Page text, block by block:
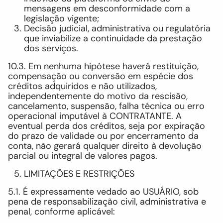
mensagens em desconformidade com a
legislação vigente;
Decisão judicial, administrativa ou regulatória
que inviabilize a continuidade da prestação
dos serviços.
10.3. Em nenhuma hipótese haverá restituição,
compensação ou conversão em espécie dos
créditos adquiridos e não utilizados,
independentemente do motivo da rescisão,
cancelamento, suspensão, falha técnica ou erro
operacional imputável à CONTRATANTE. A
eventual perda dos créditos, seja por expiração
do prazo de validade ou por encerramento da
conta, não gerará qualquer direito à devolução
parcial ou integral de valores pagos.
LIMITAÇÕES E RESTRIÇÕES
5.1. É expressamente vedado ao USUÁRIO, sob
pena de responsabilização civil, administrativa e
penal, conforme aplicável: